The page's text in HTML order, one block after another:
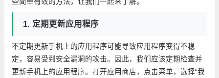
1. 定期更新应用程序
不定期更新手机上的应用程序可能导致应用程序变得不稳
定，容易受到安全漏洞的攻击。因此，我们应该定期检查并
更新手机上的应用程序。打开应用商店，点击菜单，选择“我